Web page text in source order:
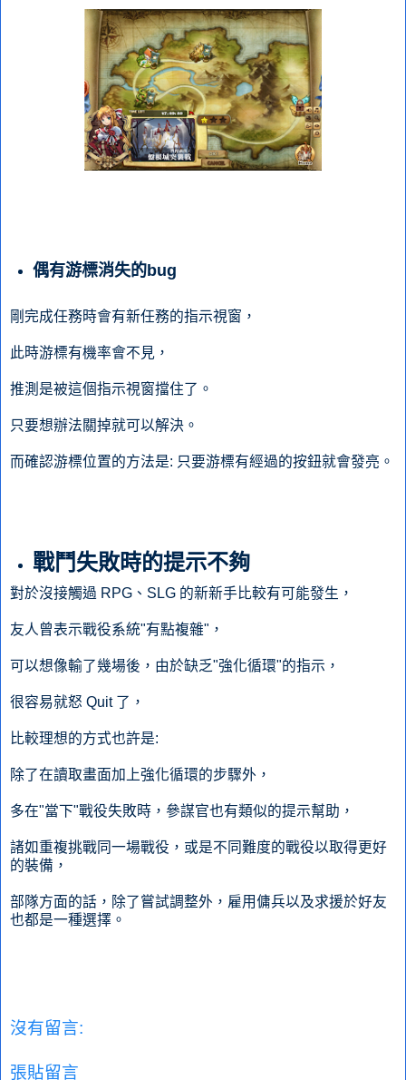
偶有游標消失的bug
剛完成任務時會有新任務的指示視窗，
此時游標有機率會不見，
推測是被這個指示視窗擋住了。
只要想辦法關掉就可以解決。
而確認游標位置的方法是: 只要游標有經過的按鈕就會發亮。
戰鬥失敗時的提示不夠
對於沒接觸過 RPG、SLG 的新新手比較有可能發生，
友人曾表示戰役系統"有點複雜"，
可以想像輸了幾場後，由於缺乏"強化循環"的指示，
很容易就怒 Quit 了，
比較理想的方式也許是:
除了在讀取畫面加上強化循環的步驟外，
多在"當下"戰役失敗時，參謀官也有類似的提示幫助，
諸如重複挑戰同一場戰役，或是不同難度的戰役以取得更好
的裝備，
部隊方面的話，除了嘗試調整外，雇用傭兵以及求援於好友
也都是一種選擇。
沒有留言:
張貼留言